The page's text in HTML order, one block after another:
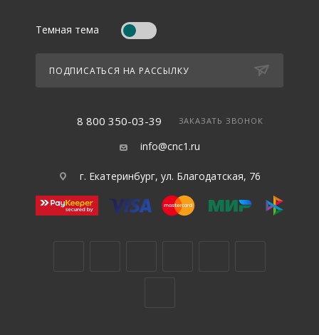
Темная тема
ПОДПИСАТЬСЯ НА РАССЫЛКУ
8 800 350-03-39 ЗАКАЗАТЬ ЗВОНОК
info@cnc1.ru
г. Екатеринбург, ул. Благодатская, 76